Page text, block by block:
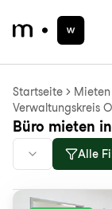
Startseite Mieten
Verwaltungskreis
Büro mieten
Alle